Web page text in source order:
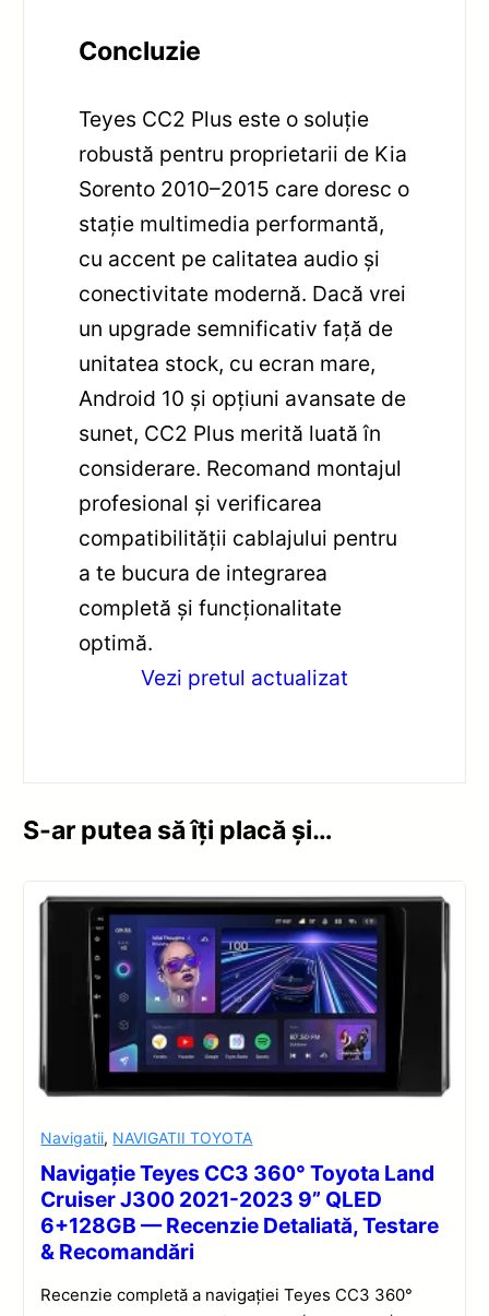
Concluzie
Teyes CC2 Plus este o soluție
robustă pentru proprietarii de Kia
Sorento 2010–2015 care doresc o
stație multimedia performantă,
cu accent pe calitatea audio și
conectivitate modernă. Dacă vrei
un upgrade semnificativ față de
unitatea stock, cu ecran mare,
Android 10 și opțiuni avansate de
sunet, CC2 Plus merită luată în
considerare. Recomand montajul
profesional și verificarea
compatibilității cablajului pentru
a te bucura de integrarea
completă și funcționalitate
optimă.
Vezi pretul actualizat
S-ar putea să îți placă și…
Navigatii, NAVIGATII TOYOTA
Navigație Teyes CC3 360° Toyota Land
Cruiser J300 2021-2023 9” QLED
6+128GB — Recenzie Detaliată, Testare
& Recomandări
Recenzie completă a navigației Teyes CC3 360°